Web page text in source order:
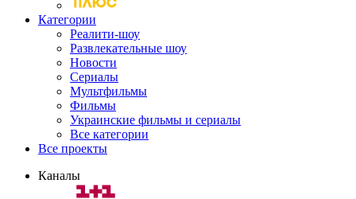
Категории
Реалити-шоу
Развлекательные шоу
Новости
Сериалы
Мультфильмы
Фильмы
Украинские фильмы и сериалы
Все категории
Все проекты
Каналы